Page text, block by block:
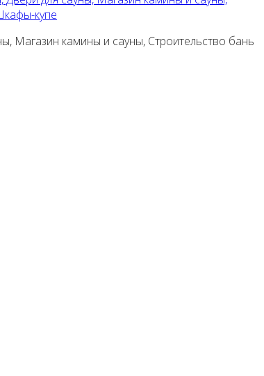
купе
Магазин камины и сауны, Строительство бань